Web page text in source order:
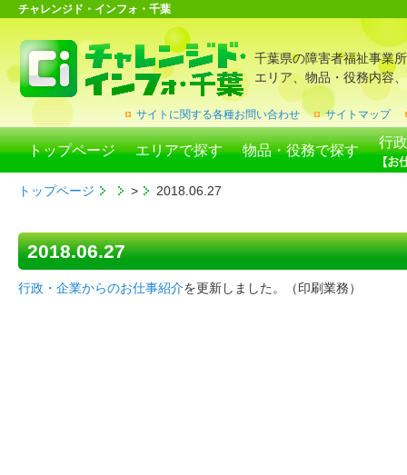
チャレンジド・インフォ・千葉
千葉県の障害者福祉事業
エリア、物品・役務内容
サイトに関する各種お問い合わせ サイトマップ
トップページ エリアで探す 物品・役務で探す
行
トップページ > 2018.06.27
2018.06.27
行政・企業からのお仕事紹介を更新しました。（印刷業務）